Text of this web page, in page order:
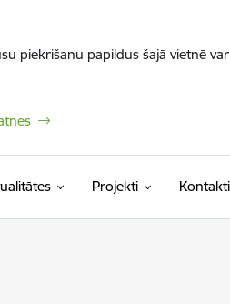
piekrišanu papildus šajā vietnē
Projekti Kontakti